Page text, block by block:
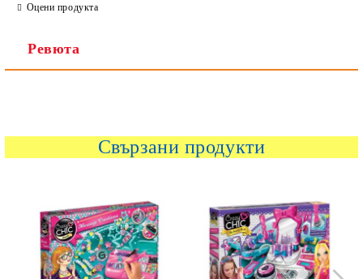
Оцени продукта
Ревюта
Свързани продукти